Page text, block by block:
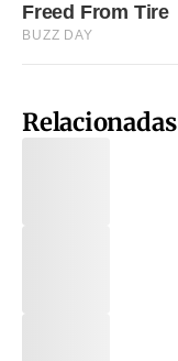
Relacionadas